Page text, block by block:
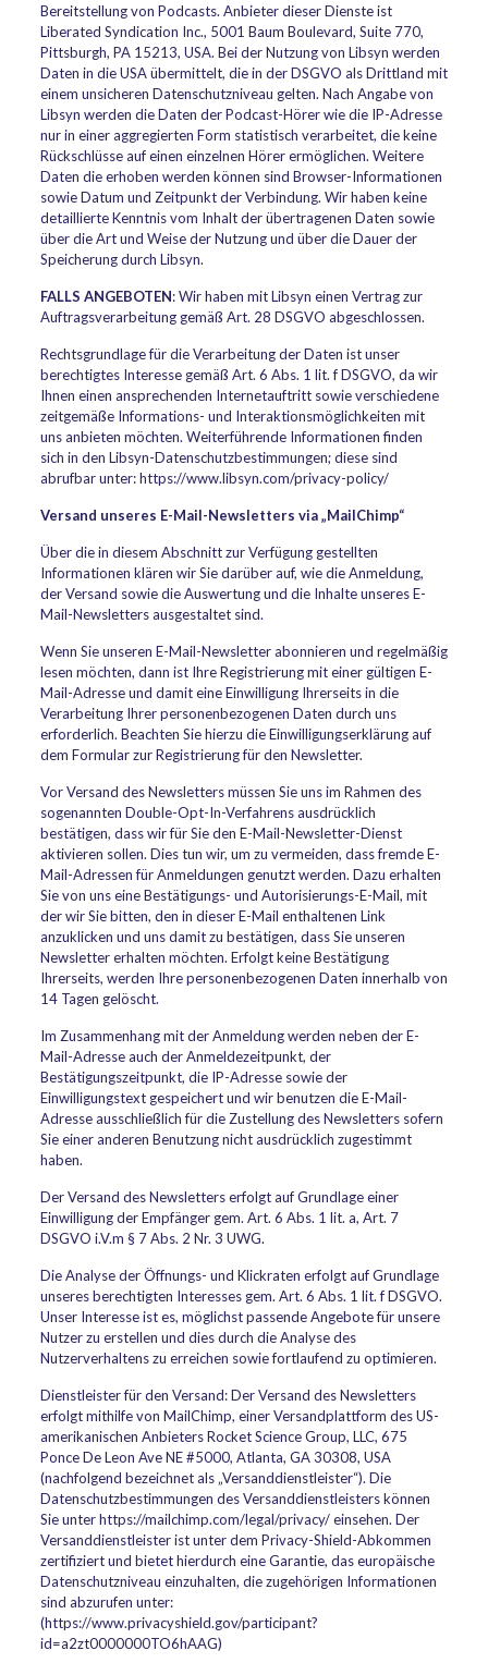
Bereitstellung von Podcasts. Anbieter dieser Dienste ist
Liberated Syndication Inc., 5001 Baum Boulevard, Suite 770,
Pittsburgh, PA 15213, USA. Bei der Nutzung von Libsyn werden
Daten in die USA übermittelt, die in der DSGVO als Drittland mit
einem unsicheren Datenschutzniveau gelten. Nach Angabe von
Libsyn werden die Daten der Podcast-Hörer wie die IP-Adresse
nur in einer aggregierten Form statistisch verarbeitet, die keine
Rückschlüsse auf einen einzelnen Hörer ermöglichen. Weitere
Daten die erhoben werden können sind Browser-Informationen
sowie Datum und Zeitpunkt der Verbindung. Wir haben keine
detaillierte Kenntnis vom Inhalt der übertragenen Daten sowie
über die Art und Weise der Nutzung und über die Dauer der
Speicherung durch Libsyn.
FALLS ANGEBOTEN: Wir haben mit Libsyn einen Vertrag zur
Auftragsverarbeitung gemäß Art. 28 DSGVO abgeschlossen.
Rechtsgrundlage für die Verarbeitung der Daten ist unser
berechtigtes Interesse gemäß Art. 6 Abs. 1 lit. f DSGVO, da wir
Ihnen einen ansprechenden Internetauftritt sowie verschiedene
zeitgemäße Informations- und Interaktionsmöglichkeiten mit
uns anbieten möchten. Weiterführende Informationen finden
sich in den Libsyn-Datenschutzbestimmungen; diese sind
abrufbar unter: https://www.libsyn.com/privacy-policy/
Versand unseres E-Mail-Newsletters via „MailChimp“
Über die in diesem Abschnitt zur Verfügung gestellten
Informationen klären wir Sie darüber auf, wie die Anmeldung,
der Versand sowie die Auswertung und die Inhalte unseres E-
Mail-Newsletters ausgestaltet sind.
Wenn Sie unseren E-Mail-Newsletter abonnieren und regelmäßig
lesen möchten, dann ist Ihre Registrierung mit einer gültigen E-
Mail-Adresse und damit eine Einwilligung Ihrerseits in die
Verarbeitung Ihrer personenbezogenen Daten durch uns
erforderlich. Beachten Sie hierzu die Einwilligungserklärung auf
dem Formular zur Registrierung für den Newsletter.
Vor Versand des Newsletters müssen Sie uns im Rahmen des
sogenannten Double-Opt-In-Verfahrens ausdrücklich
bestätigen, dass wir für Sie den E-Mail-Newsletter-Dienst
aktivieren sollen. Dies tun wir, um zu vermeiden, dass fremde E-
Mail-Adressen für Anmeldungen genutzt werden. Dazu erhalten
Sie von uns eine Bestätigungs- und Autorisierungs-E-Mail, mit
der wir Sie bitten, den in dieser E-Mail enthaltenen Link
anzuklicken und uns damit zu bestätigen, dass Sie unseren
Newsletter erhalten möchten. Erfolgt keine Bestätigung
Ihrerseits, werden Ihre personenbezogenen Daten innerhalb von
14 Tagen gelöscht.
Im Zusammenhang mit der Anmeldung werden neben der E-
Mail-Adresse auch der Anmeldezeitpunkt, der
Bestätigungszeitpunkt, die IP-Adresse sowie der
Einwilligungstext gespeichert und wir benutzen die E-Mail-
Adresse ausschließlich für die Zustellung des Newsletters sofern
Sie einer anderen Benutzung nicht ausdrücklich zugestimmt
haben.
Der Versand des Newsletters erfolgt auf Grundlage einer
Einwilligung der Empfänger gem. Art. 6 Abs. 1 lit. a, Art. 7
DSGVO i.V.m § 7 Abs. 2 Nr. 3 UWG.
Die Analyse der Öffnungs- und Klickraten erfolgt auf Grundlage
unseres berechtigten Interesses gem. Art. 6 Abs. 1 lit. f DSGVO.
Unser Interesse ist es, möglichst passende Angebote für unsere
Nutzer zu erstellen und dies durch die Analyse des
Nutzerverhaltens zu erreichen sowie fortlaufend zu optimieren.
Dienstleister für den Versand: Der Versand des Newsletters
erfolgt mithilfe von MailChimp, einer Versandplattform des US-
amerikanischen Anbieters Rocket Science Group, LLC, 675
Ponce De Leon Ave NE #5000, Atlanta, GA 30308, USA
(nachfolgend bezeichnet als „Versanddienstleister“). Die
Datenschutzbestimmungen des Versanddienstleisters können
Sie unter https://mailchimp.com/legal/privacy/ einsehen. Der
Versanddienstleister ist unter dem Privacy-Shield-Abkommen
zertifiziert und bietet hierdurch eine Garantie, das europäische
Datenschutzniveau einzuhalten, die zugehörigen Informationen
sind abzurufen unter:
(https://www.privacyshield.gov/participant?
id=a2zt0000000TO6hAAG)